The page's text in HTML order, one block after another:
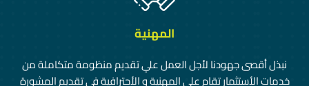
المهنية
نبذل أقصى جهودنا لأجل العمل علي تقديم منظومة متكاملة من
خدمات الأستثمار تقام علي المهنية و الأحترافية في تقديم المشورة